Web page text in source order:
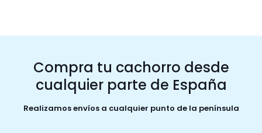
Compra tu cachorro desde
cualquier parte de España
Realizamos envíos a cualquier punto de la península